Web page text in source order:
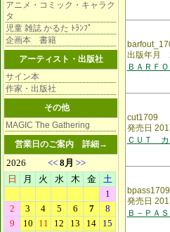
アニメ・コミック・キャラク
タ
児童 雑誌 かるた ﾄﾗﾝﾌﾟ
企画本 書籍
アーティスト・出版社
サイン本
作家・出版社
その他
MAGIC The Gathering
営業日のご案内 詳細→
出版年月
ＢＡＲＦ
cut1709
発売日
ＣＵＴ
bpass1709
発売日
Ｂ－ＰＡ